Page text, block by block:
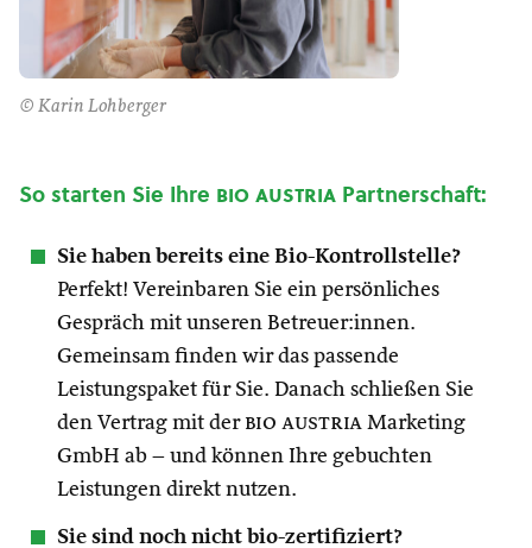
© Karin Lohberger
So starten Sie Ihre bio austria Partnerschaft:
Sie haben bereits eine Bio-Kontrollstelle?
Perfekt! Vereinbaren Sie ein persönliches
Gespräch mit unseren Betreuer:innen.
Gemeinsam finden wir das passende
Leistungspaket für Sie. Danach schließen Sie
den Vertrag mit der bio austria Marketing
GmbH ab – und können Ihre gebuchten
Leistungen direkt nutzen.
Sie sind noch nicht bio-zertifiziert?